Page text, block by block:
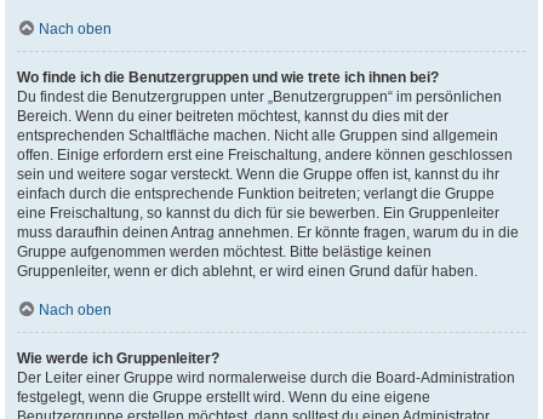
Nach oben
Wo finde ich die Benutzergruppen und wie trete ich ihnen bei?
Du findest die Benutzergruppen unter „Benutzergruppen“ im persönlichen
Bereich. Wenn du einer beitreten möchtest, kannst du dies mit der
entsprechenden Schaltfläche machen. Nicht alle Gruppen sind allgemein
offen. Einige erfordern erst eine Freischaltung, andere können geschlossen
sein und weitere sogar versteckt. Wenn die Gruppe offen ist, kannst du ihr
einfach durch die entsprechende Funktion beitreten; verlangt die Gruppe
eine Freischaltung, so kannst du dich für sie bewerben. Ein Gruppenleiter
muss daraufhin deinen Antrag annehmen. Er könnte fragen, warum du in die
Gruppe aufgenommen werden möchtest. Bitte belästige keinen
Gruppenleiter, wenn er dich ablehnt, er wird einen Grund dafür haben.
Nach oben
Wie werde ich Gruppenleiter?
Der Leiter einer Gruppe wird normalerweise durch die Board-Administration
festgelegt, wenn die Gruppe erstellt wird. Wenn du eine eigene